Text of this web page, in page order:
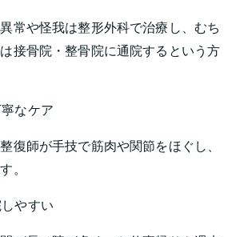
常や怪我は整形外科で治療し、むち
接骨院・整骨院に通院するという方
なケア
復師が手技で筋肉や関節をほぐし、
。
やすい